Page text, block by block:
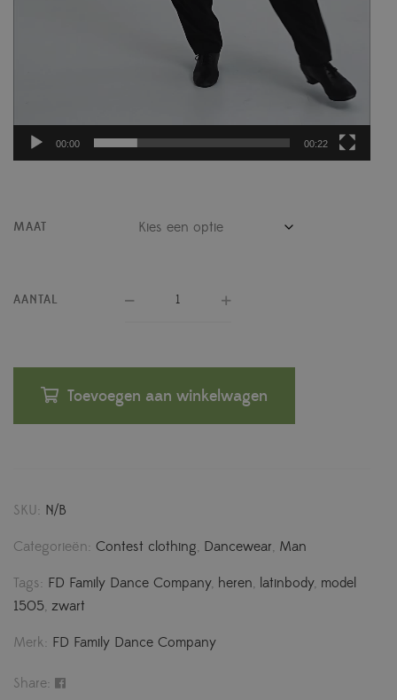
00:00 00:22
MAAT
AANTAL
Toevoegen aan winkelwagen
SKU: N/B
Categorieën: Contest clothing, Dancewear, Man
Tags: FD Family Dance Company, heren, latinbody, model
1505, zwart
Merk: FD Family Dance Company
Share: